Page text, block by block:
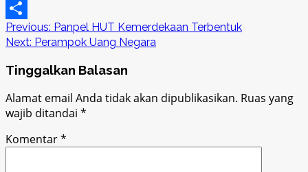
Copy
Link
Share
Post
navigation
Previous: Panpel HUT Kemerdekaan Terbentuk
Next: Perampok Uang Negara
Tinggalkan Balasan
Alamat email Anda tidak akan dipublikasikan. Ruas yang
wajib ditandai *
Komentar*